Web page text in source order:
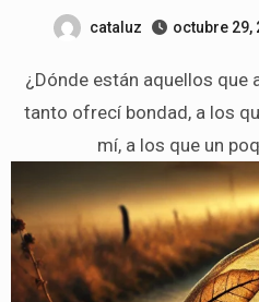
cataluz octubre 29,
¿Dónde están aquellos que ahora no están? A los que
tanto ofrecí bondad, a los
mí, a los que un